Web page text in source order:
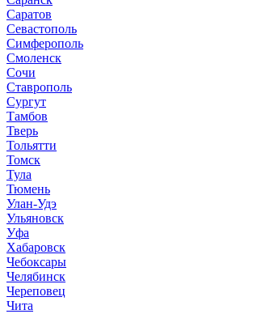
Саратов
Севастополь
Симферополь
Смоленск
Сочи
Ставрополь
Сургут
Тамбов
Тверь
Тольятти
Томск
Тула
Тюмень
Улан-Удэ
Ульяновск
Уфа
Хабаровск
Чебоксары
Челябинск
Череповец
Чита